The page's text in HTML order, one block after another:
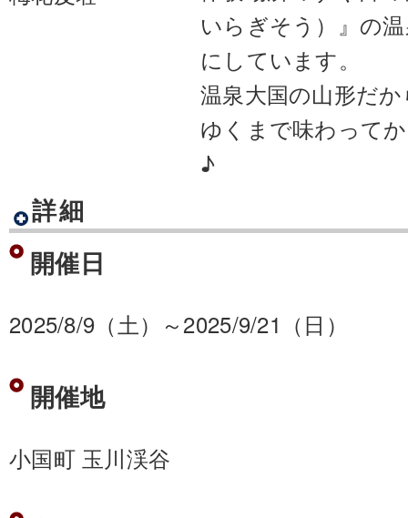
いらぎそう）』の
にしています。
温泉大国の山形だ
ゆくまで味わって
♪
詳細
開催日
2025/8/9（土）～2025/9/21（日）
開催地
小国町 玉川渓谷